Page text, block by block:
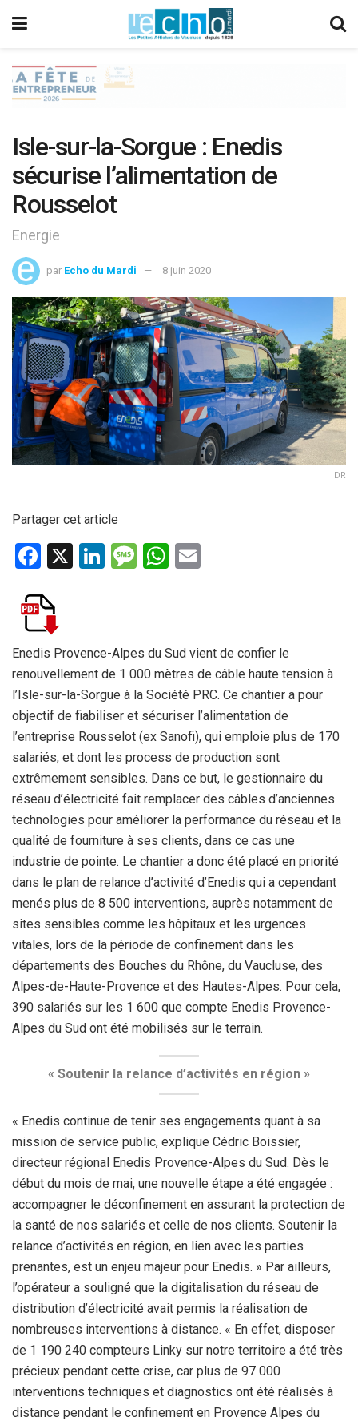
Isle-sur-la-Sorgue : Enedis
sécurise l’alimentation de
Rousselot
Energie
par Echo du Mardi 8 juin 2020
DR
Partager cet article
F
ce
b
o
o
k
X
Li
n
M
g
e
W
A
p
p
Enedis Provence-Alpes du Sud vient de confier le
renouvellement de 1 000 mètres de câble haute tension à
l’Isle-sur-la-Sorgue à la Société PRC. Ce chantier a pour
objectif de fiabiliser et sécuriser l’alimentation de
l’entreprise Rousselot (ex Sanofi), qui emploie plus de 170
salariés, et dont les process de production sont
extrêmement sensibles. Dans ce but, le gestionnaire du
réseau d’électricité fait remplacer des câbles d’anciennes
technologies pour améliorer la performance du réseau et la
qualité de fourniture à ses clients, dans ce cas une
industrie de pointe. Le chantier a donc été placé en priorité
dans le plan de relance d’activité d’Enedis qui a cependant
menés plus de 8 500 interventions, auprès notamment de
sites sensibles comme les hôpitaux et les urgences
vitales, lors de la période de confinement dans les
départements des Bouches du Rhône, du Vaucluse, des
Alpes-de-Haute-Provence et des Hautes-Alpes. Pour cela,
390 salariés sur les 1 600 que compte Enedis Provence-
Alpes du Sud ont été mobilisés sur le terrain.
« Soutenir la relance d’activités en région »
« Enedis continue de tenir ses engagements quant à sa
mission de service public, explique Cédric Boissier,
directeur régional Enedis Provence-Alpes du Sud. Dès le
début du mois de mai, une nouvelle étape a été engagée :
accompagner le déconfinement en assurant la protection de
la santé de nos salariés et celle de nos clients. Soutenir la
relance d’activités en région, en lien avec les parties
prenantes, est un enjeu majeur pour Enedis. » Par ailleurs,
l’opérateur a souligné que la digitalisation du réseau de
distribution d’électricité avait permis la réalisation de
nombreuses interventions à distance. « En effet, disposer
de 1 190 240 compteurs Linky sur notre territoire a été très
précieux pendant cette crise, car plus de 97 000
interventions techniques et diagnostics ont été réalisés à
distance pendant le confinement en Provence Alpes du